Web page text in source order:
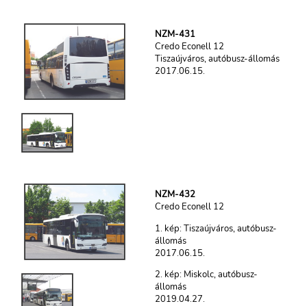
NZM-431
Credo Econell 12
Tiszaújváros, autóbusz-állomás
2017.06.15.
NZM-432
Credo Econell 12
1. kép: Tiszaújváros, autóbusz-
állomás
2017.06.15.
2. kép: Miskolc, autóbusz-
állomás
2019.04.27.